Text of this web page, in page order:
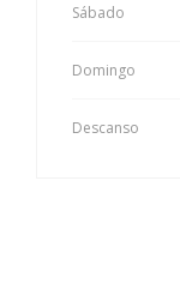
Sábado
Domingo
Descanso